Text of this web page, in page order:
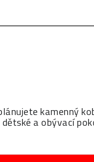
kamenný
a obývací